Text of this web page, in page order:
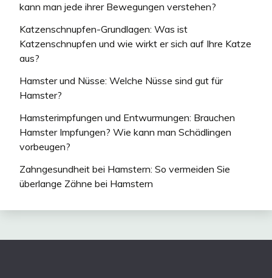
kann man jede ihrer Bewegungen verstehen?
Katzenschnupfen-Grundlagen: Was ist
Katzenschnupfen und wie wirkt er sich auf Ihre Katze
aus?
Hamster und Nüsse: Welche Nüsse sind gut für
Hamster?
Hamsterimpfungen und Entwurmungen: Brauchen
Hamster Impfungen? Wie kann man Schädlingen
vorbeugen?
Zahngesundheit bei Hamstern: So vermeiden Sie
überlange Zähne bei Hamstern